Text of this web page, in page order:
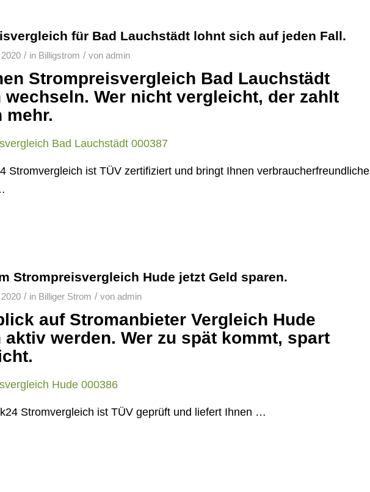
für Bad Lauchstädt lohnt sich auf jeden Fall.
/ in Billigstrom / von admin
Strompreisvergleich Bad Lauchstädt
wechseln. Wer nicht vergleicht, der zahlt
mehr.
Stromvergleich ist TÜV zertifiziert und bringt Ihnen verbraucherfreundliche
Strompreisvergleich Hude jetzt Geld sparen.
/ in Billiger Strom / von admin
auf Stromanbieter Vergleich Hude
aktiv werden. Wer zu spät kommt, spart
Stromvergleich ist TÜV geprüft und liefert Ihnen …